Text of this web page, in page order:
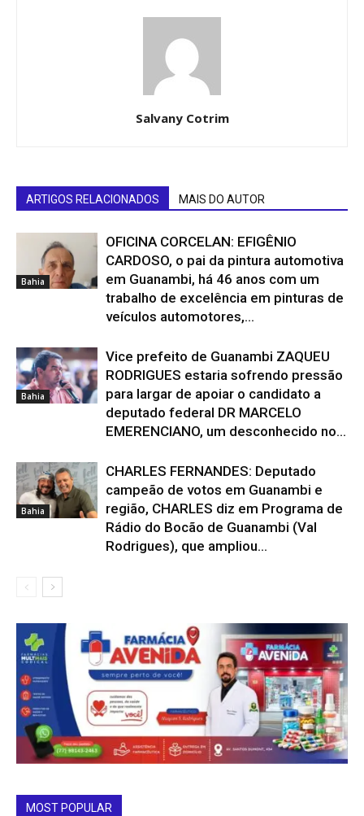
Salvany Cotrim
ARTIGOS RELACIONADOS MAIS DO AUTOR
Bahia
OFICINA CORCELAN: EFIGÊNIO
CARDOSO, o pai da pintura automotiva
em Guanambi, há 46 anos com um
trabalho de excelência em pinturas de
veículos automotores,...
Bahia
Vice prefeito de Guanambi ZAQUEU
RODRIGUES estaria sofrendo pressão
para largar de apoiar o candidato a
deputado federal DR MARCELO
EMERENCIANO, um desconhecido no...
Bahia
CHARLES FERNANDES: Deputado
campeão de votos em Guanambi e
região, CHARLES diz em Programa de
Rádio do Bocão de Guanambi (Val
Rodrigues), que ampliou...
MOST POPULAR